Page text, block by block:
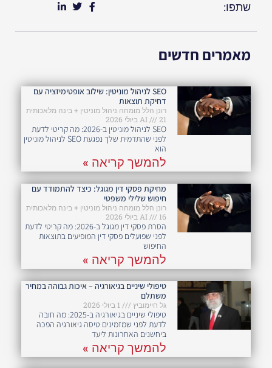
שתפו:
מאמרים חדשים
SEO לניהול מוניטין: שילוב אופטימיזציה עם
דחיקת תוצאות
רונן הלל מומחה ניהול מוניטין + בינה מלאכותית
AI
21 ביולי 2026
SEO לניהול מוניטין ב-2026: מה קריטי לדעת
לפני שהתדמית שלך נפגעת SEO לניהול מוניטין
הוא
להמשך קריאה »
מחיקת פסקי דין מגוגל: כיצד להתמודד עם
חיפוש שלילי משפטי
רונן הלל מומחה ניהול מוניטין + בינה מלאכותית
AI
16 ביולי 2026
הסרת פסקי דין מגוגל ב-2026: מה קריטי לדעת
לפני שפועלים פסקי דין המופיעים בתוצאות
החיפוש
להמשך קריאה »
טיפולי שיניים בגיאורגיה – איכות גבוהה במחיר
משתלם
גל חיימוביץ
טיפולי שיניים בגיאורגיה ב-2025: מה חובה
לדעת לפני שמזמינים טיסה גיאורגיה הפכה
ביחשנים האחרונות ליעד
להמשך קריאה »